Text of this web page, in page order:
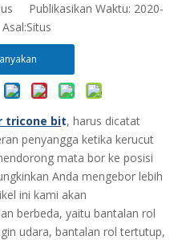
Publikasikan Waktu: 2020-
Situs
tricone bit, harus dicatat
penyangga ketika kerucut
mata bor ke posisi
Anda mengebor lebih
ini kami akan
berbeda, yaitu bantalan rol
udara, bantalan rol tertutup,